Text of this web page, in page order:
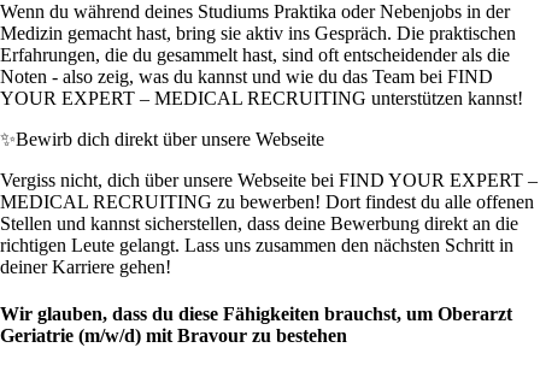
Wenn du während deines Studiums Praktika oder Nebenjobs in der
Medizin gemacht hast, bring sie aktiv ins Gespräch. Die praktischen
Erfahrungen, die du gesammelt hast, sind oft entscheidender als die
Noten - also zeig, was du kannst und wie du das Team bei FIND
YOUR EXPERT – MEDICAL RECRUITING unterstützen kannst!
✨Bewirb dich direkt über unsere Webseite
Vergiss nicht, dich über unsere Webseite bei FIND YOUR EXPERT –
MEDICAL RECRUITING zu bewerben! Dort findest du alle offenen
Stellen und kannst sicherstellen, dass deine Bewerbung direkt an die
richtigen Leute gelangt. Lass uns zusammen den nächsten Schritt in
deiner Karriere gehen!
Wir glauben, dass du diese Fähigkeiten brauchst, um Oberarzt
Geriatrie (m/w/d) mit Bravour zu bestehen